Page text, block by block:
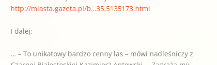
http://miasta.gazeta.pl/b…35,5135173.html
I dalej:
… – To unikatowy bardzo cenny las – mówi nadleśniczy z